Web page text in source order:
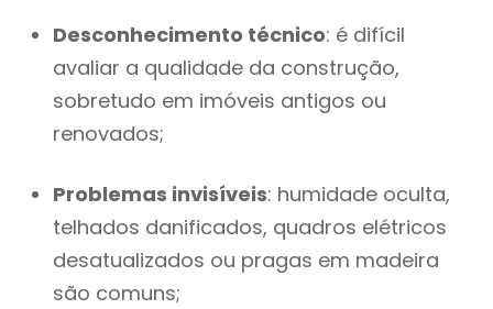
Desconhecimento técnico: é difícil
avaliar a qualidade da construção,
sobretudo em imóveis antigos ou
renovados;
Problemas invisíveis: humidade oculta,
telhados danificados, quadros elétricos
desatualizados ou pragas em madeira
são comuns;